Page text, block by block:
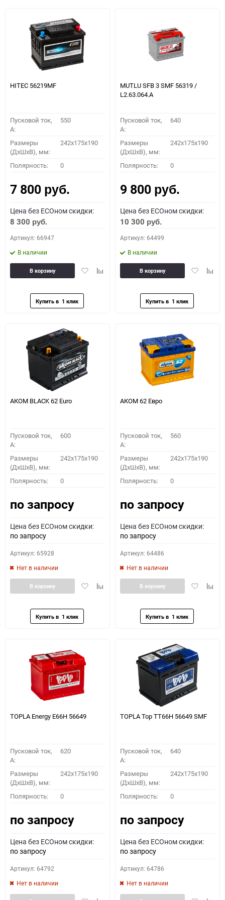
HITEC 56219MF
Пусковой ток,
A:
550
Размеры
(ДхШхВ), мм:
242x175x190
Полярность: 0
7 800 руб.
Цена без ECOном скидки:
8 300 руб.
Артикул: 66947
В наличии
ДобавитьДобавить
В корзину
MUTLU SFB 3 SMF 56319 /
L2.63.064.А
Пусковой ток,
A:
640
Размеры
(ДхШхВ), мм:
242x175x190
Полярность: 0
9 800 руб.
Цена без ECOном скидки:
10 300 руб.
Артикул: 64499
В наличии
Добавить
В корзину
АКОМ BLACK 62 Euro
Пусковой ток,
A:
600
Размеры
(ДхШхВ), мм:
242x175x190
Полярность: 0
по запросу
Цена без ECOном скидки:
по запросу
Артикул: 65928
Нет в наличии
ДобавитьДобавить
В корзину
АКОМ 62 Евро
Пусковой ток,
A:
560
Размеры
(ДхШхВ), мм:
242x175x190
Полярность: 0
по запросу
Цена без ECOном скидки:
по запросу
Артикул: 64486
Нет в наличии
Добавить
В корзину
TOPLA Energy E66H 56649
Пусковой ток,
A:
620
Размеры
(ДхШхВ), мм:
242x175x190
Полярность: 0
по запросу
Цена без ECOном скидки:
по запросу
Артикул: 64792
Нет в наличии
TOPLA Top TT66H 56649 SMF
Пусковой ток,
A:
640
Размеры
(ДхШхВ), мм:
242x175x190
Полярность: 0
по запросу
Цена без ECOном скидки:
по запросу
Артикул: 64786
Нет в наличии